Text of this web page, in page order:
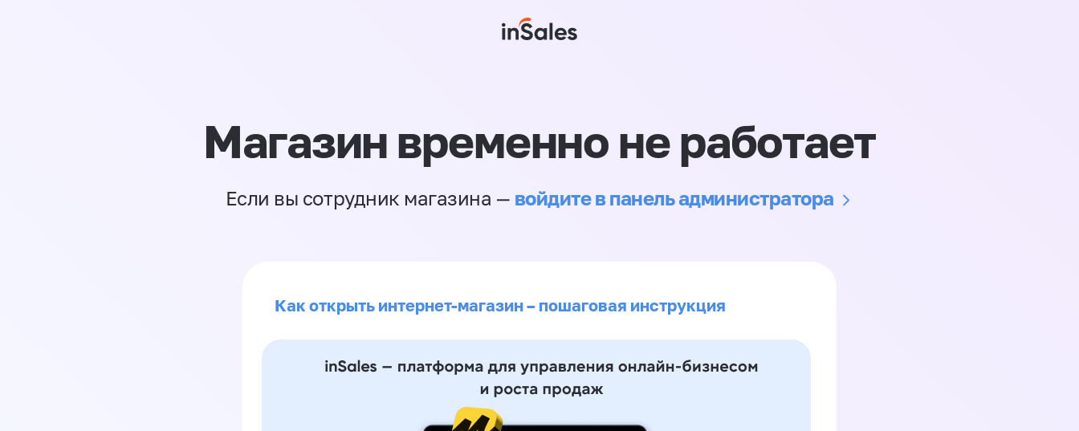
Магазин временно не работает
Если вы сотрудник магазина — войдите в панель администратора
Как открыть интернет-магазин – пошаговая инструкция